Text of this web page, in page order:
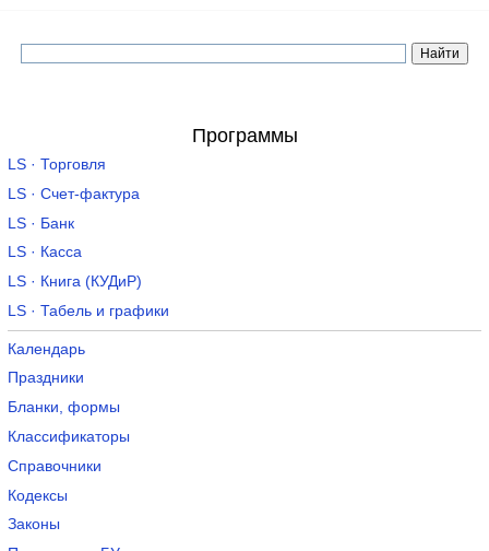
Программы
LS · Торговля
LS · Счет-фактура
LS · Банк
LS · Касса
LS · Книга (КУДиР)
LS · Табель и графики
Календарь
Праздники
Бланки, формы
Классификаторы
Справочники
Кодексы
Законы